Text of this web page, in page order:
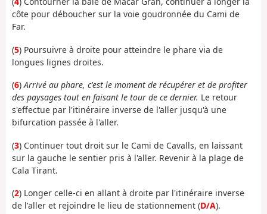
côte pour déboucher sur la voie goudronnée du Cami de
Far.
(5) Poursuivre à droite pour atteindre le phare via de
longues lignes droites.
(6)Arrivé au phare, c'est le moment de récupérer et de profiter
des paysages tout en faisant le tour de ce dernier. Le retour
s'effectue par l'itinéraire inverse de l'aller jusqu'à une
bifurcation passée à l'aller.
(3) Continuer tout droit sur le Cami de Cavalls, en laissant
sur la gauche le sentier pris à l'aller. Revenir à la plage de
Cala Tirant.
(2) Longer celle-ci en allant à droite par l'itinéraire inverse
de l'aller et rejoindre le lieu de stationnement (D/A).